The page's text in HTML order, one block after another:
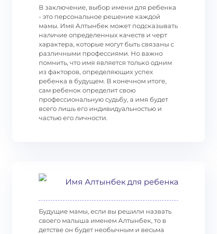
В заключение, выбор имени для ребенка
- это персональное решение каждой
мамы. Имя Алтынбек может подсказывать
наличие определенных качеств и черт
характера, которые могут быть связаны с
различными профессиями. Но важно
помнить, что имя является только одним
из факторов, определяющих успех
ребенка в будущем. В конечном итоге,
сам ребенок определит свою
профессиональную судьбу, а имя будет
всего лишь его индивидуальностью и
частью его личности.
Имя Алтынбек для ребенка
Будущие мамы, если вы решили назвать
своего малыша именем Алтынбек, то в
детстве он будет необычным и весьма